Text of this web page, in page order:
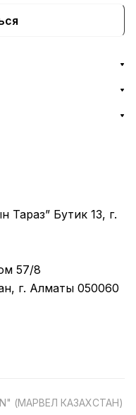
Тараз” Бутик 13, г.
57/8
г. Алматы 050060
(МАРВЕЛ КАЗАХСТАН)